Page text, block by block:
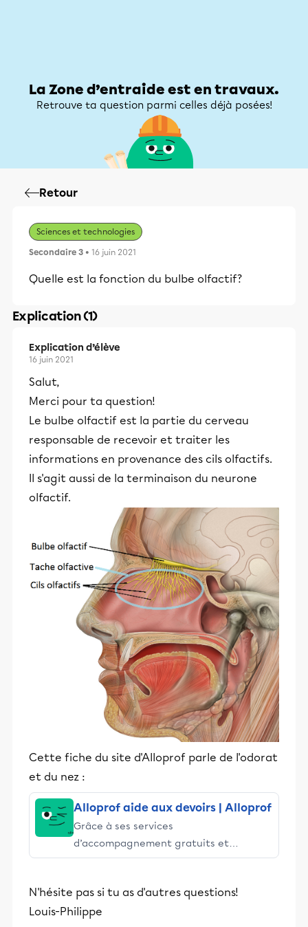
La Zone d’entraide est en travaux.
Retrouve ta question parmi celles déjà posées!
Retour
Sciences et technologies
Secondaire 3 • 16 juin 2021
Quelle est la fonction du bulbe olfactif?
Explication (1)
Explication d’élève
16 juin 2021
Salut,
Merci pour ta question!
Le bulbe olfactif est la partie du cerveau
responsable de recevoir et traiter les
informations en provenance des cils olfactifs.
Il s'agit aussi de la terminaison du neurone
olfactif.
Cette fiche du site d'Alloprof parle de l'odorat
et du nez :
Alloprof aide aux devoirs | Alloprof
Grâce à ses services
d’accompagnement gratuits et
stimulants, Alloprof engage les élèves
éducative.
N'hésite pas si tu as d'autres questions!
Louis-Philippe